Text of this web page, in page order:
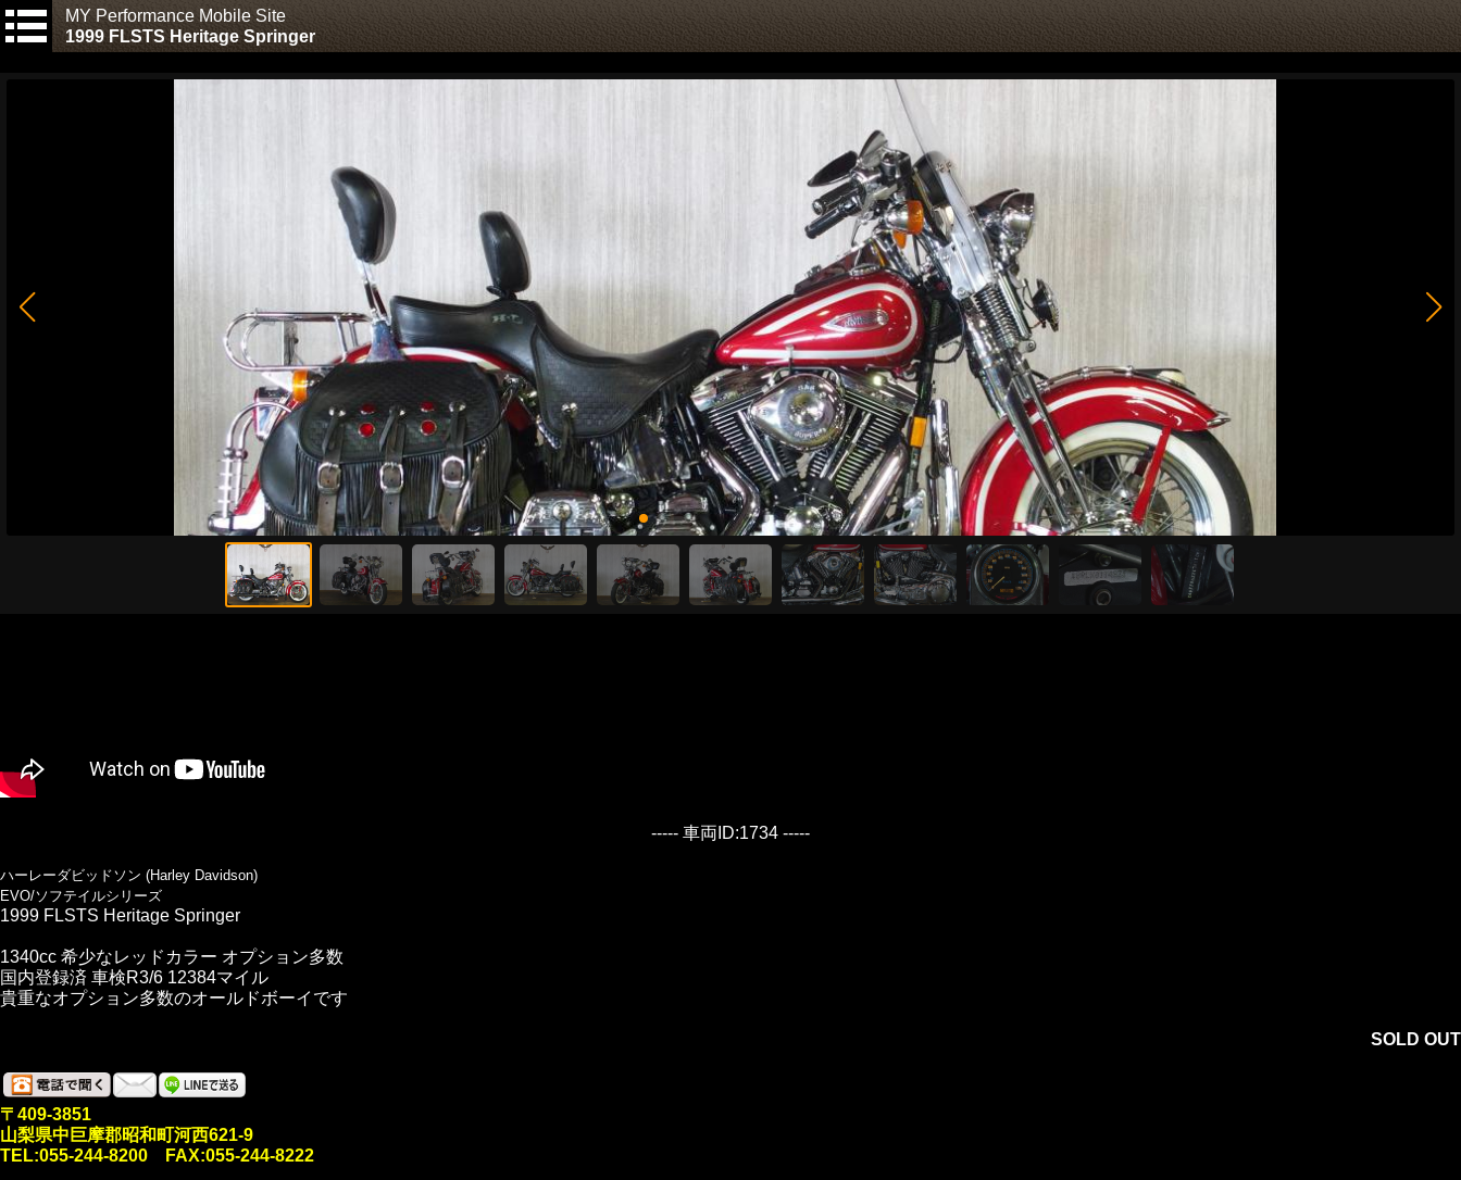
MY Performance Mobile Site
1999 FLSTS Heritage Springer
----- 車両ID:1734 -----
ハーレーダビッドソン (Harley Davidson)
EVO/ソフテイルシリーズ
1999 FLSTS Heritage Springer
1340cc 希少なレッドカラー オプション多数
国内登録済 車検R3/6 12384マイル
貴重なオプション多数のオールドボーイです
SOLD OUT
〒409-3851
山梨県中巨摩郡昭和町河西621-9
TEL:055-244-8200 FAX:055-244-8222